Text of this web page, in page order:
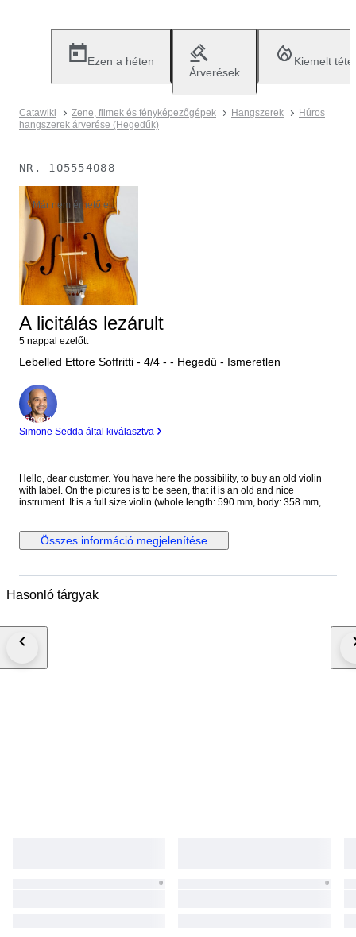
Ezen a héten
Árverések
Kiemelt
Catawiki Zene, filmek és fényképezőgépek Hangszerek
Húros
hangszerek árverése (Hegedűk)
NR. 105554088
Már nem érhető el.
A licitálás lezárult
5 nappal ezelőtt
Lebelled Ettore Soffritti - 4/4 - - Hegedű - Ismeretlen
Szakértő
Simone Sedda által kiválasztva
Hello, dear customer. You have here the possibility, to buy an old violin
with label. On the pictures is to be seen, that it is an old and nice
instrument. It is a full size violin (whole length: 590 mm, body: 358 mm,
indetto dalla Regia Accademia di Santa Cecilia in Roma 1923 Fece in
Ferrara l'anno 1925 The violin is in a perfect condition, without cracks and
'attributed' include images of their certificates and are therefore
maker, origin, and age than instruments described only as 'labelled'
Összes információ megjelenítése
Hasonló tárgyak